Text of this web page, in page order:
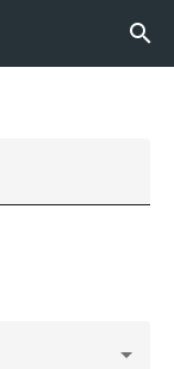
